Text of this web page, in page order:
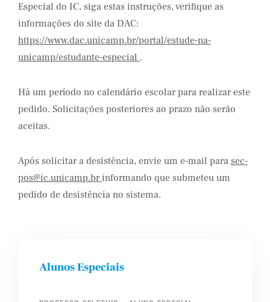
Especial do IC, siga estas instruções, verifique as
informações do site da DAC:
https://www.dac.unicamp.br/portal/estude-na-
unicamp/estudante-especial .
Há um período no calendário escolar para realizar este
pedido. Solicitações posteriores ao prazo não serão
aceitas.
Após solicitar a desistência, envie um e-mail para sec-
pos@ic.unicamp.br informando que submeteu um
pedido de desistência no sistema.
Alunos Especiais